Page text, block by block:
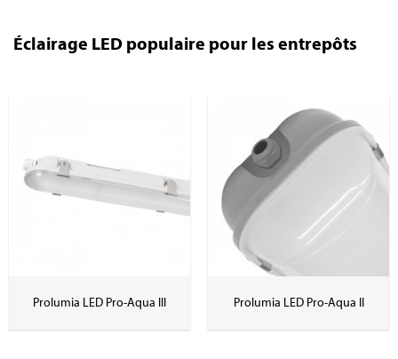
Éclairage LED populaire pour les entrepôts
Prolumia LED Pro-Aqua III Prolumia LED Pro-Aqua II